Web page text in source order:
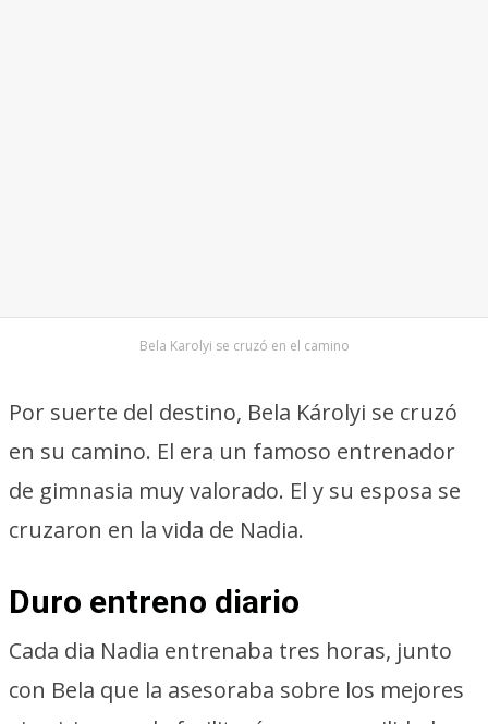
Bela Karolyi se cruzó en el camino
Por suerte del destino, Bela Károlyi se cruzó
en su camino. El era un famoso entrenador
de gimnasia muy valorado. El y su esposa se
cruzaron en la vida de Nadia.
Duro entreno diario
Cada dia Nadia entrenaba tres horas, junto
con Bela que la asesoraba sobre los mejores